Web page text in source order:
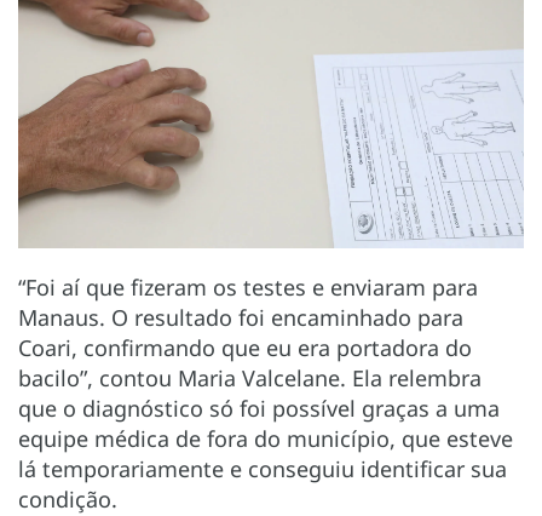
“Foi aí que fizeram os testes e enviaram para
Manaus. O resultado foi encaminhado para
Coari, confirmando que eu era portadora do
bacilo”, contou Maria Valcelane. Ela relembra
que o diagnóstico só foi possível graças a uma
equipe médica de fora do município, que esteve
lá temporariamente e conseguiu identificar sua
condição.